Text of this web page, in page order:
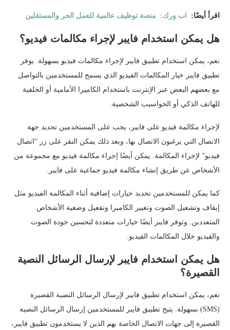
اقرأ أيضًا: اب ورك: منصة توظيف عالمية للعمل الحر والمستقلين
هل يمكن استخدام فايبر لإجراء مكالمات فيديو؟
نعم، يمكن استخدام تطبيق فايبر لإجراء مكالمات فيديو بسهولة. يوفر
تطبيق فايبر خيار المكالمات الفيديو الذي يسمح للمستخدمين بالتواصل
مع بعضهم البعض عبر الإنترنت باستخدام الكاميرا الأمامية أو الخلفية
للهاتف الذكي أو الحواسيب الشخصية.
لإجراء مكالمة فيديو على فايبر، يجب على المستخدمين تحديد جهة
الاتصال التي يرغبون الاتصال بها، وبعد ذلك يمكن النقر على زر “اتصال
فيديو” لإجراء المكالمة. يمكن أيضًا إجراء مكالمة فيديو مع مجموعة من
الأشخاص عن طريق إنشاء مكالمة فيديو جماعية على فايبر.
كما يمكن للمستخدمين تحديد خيارات إضافية أثناء المكالمة الفيديو مثل
إيقاف وتشغيل الصوت وتغيير الكاميرا وتفعيل وضعية الأشخاص
المتعددين. وتوفر فايبر أيضًا خيارات متعددة لتحسين جودة الصوت
والفيديو خلال المكالمات الفيديو.
هل يمكن استخدام فايبر لإرسال الرسائل النصية
القصيرة؟
نعم، يمكن استخدام تطبيق فايبر لإرسال الرسائل النصية القصيرة
(SMS) بسهولة. يتيح تطبيق فايبر للمستخدمين إرسال الرسائل النصية
القصيرة إلى جهات الاتصال الخاصة بهم الذين لا يستخدمون تطبيق فايبر،